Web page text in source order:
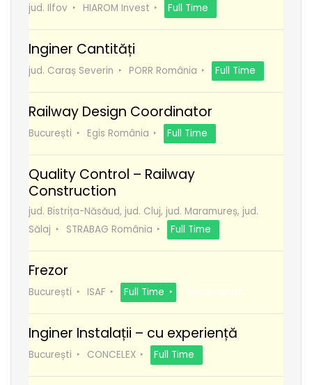
jud. Ilfov HIAROM Invest Full Time
Inginer Cantități
jud. Caraș Severin PORR România Full Time
Railway Design Coordinator
București Egis România Full Time
Quality Control – Railway
Construction
jud. Bistrița-Năsăud, jud. Cluj, jud. Maramureș, jud.
Sălaj
STRABAG România Full Time
Frezor
București ISAF Full Time Recomanda
Inginer Instalații – cu experiență
București CONCELEX Full Time